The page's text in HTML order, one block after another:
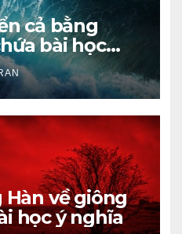
cả bằng
bài học
về giông
học ý nghĩa